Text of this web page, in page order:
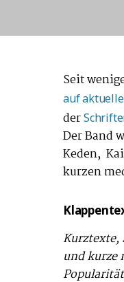
Seit
auf
der
Der Band
Keden,
kurzen
Kurztexte,
und kurze